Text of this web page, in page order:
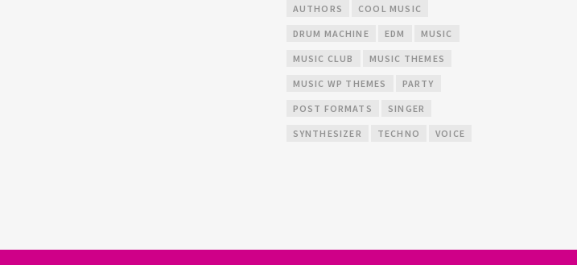
AUTHORS COOL MUSIC
DRUM MACHINE EDM MUSIC
MUSIC CLUB MUSIC THEMES
MUSIC WP THEMES PARTY
POST FORMATS SINGER
SYNTHESIZER TECHNO VOICE